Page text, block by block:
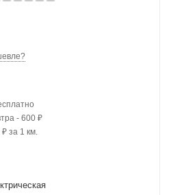
- 600 ₽
за 1 км.